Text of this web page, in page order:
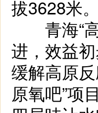
拔3628米。
青海“高
进，效益
缓解高原
原氧吧”项